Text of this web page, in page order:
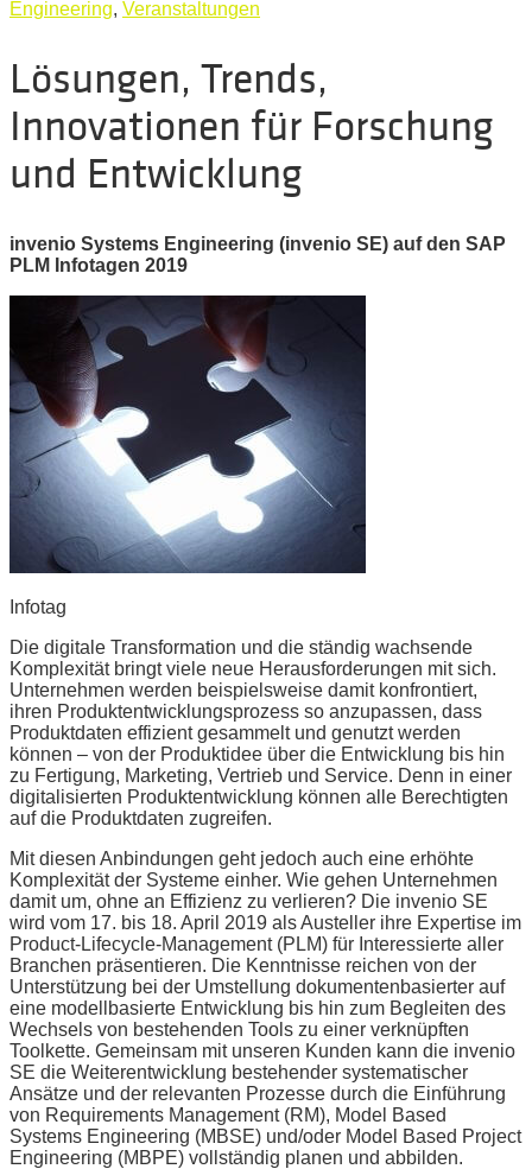
Engineering, Veranstaltungen
Lösungen, Trends,
Innovationen für Forschung
und Entwicklung
invenio Systems Engineering (invenio SE) auf den SAP
PLM Infotagen 2019
Infotag
Die digitale Transformation und die ständig wachsende
Komplexität bringt viele neue Herausforderungen mit sich.
Unternehmen werden beispielsweise damit konfrontiert,
ihren Produktentwicklungsprozess so anzupassen, dass
Produktdaten effizient gesammelt und genutzt werden
können – von der Produktidee über die Entwicklung bis hin
zu Fertigung, Marketing, Vertrieb und Service. Denn in einer
digitalisierten Produktentwicklung können alle Berechtigten
auf die Produktdaten zugreifen.
Mit diesen Anbindungen geht jedoch auch eine erhöhte
Komplexität der Systeme einher. Wie gehen Unternehmen
damit um, ohne an Effizienz zu verlieren? Die invenio SE
wird vom 17. bis 18. April 2019 als Austeller ihre Expertise im
Product-Lifecycle-Management (PLM) für Interessierte aller
Branchen präsentieren. Die Kenntnisse reichen von der
Unterstützung bei der Umstellung dokumentenbasierter auf
eine modellbasierte Entwicklung bis hin zum Begleiten des
Wechsels von bestehenden Tools zu einer verknüpften
Toolkette. Gemeinsam mit unseren Kunden kann die invenio
SE die Weiterentwicklung bestehender systematischer
Ansätze und der relevanten Prozesse durch die Einführung
von Requirements Management (RM), Model Based
Systems Engineering (MBSE) und/oder Model Based Project
Engineering (MBPE) vollständig planen und abbilden.